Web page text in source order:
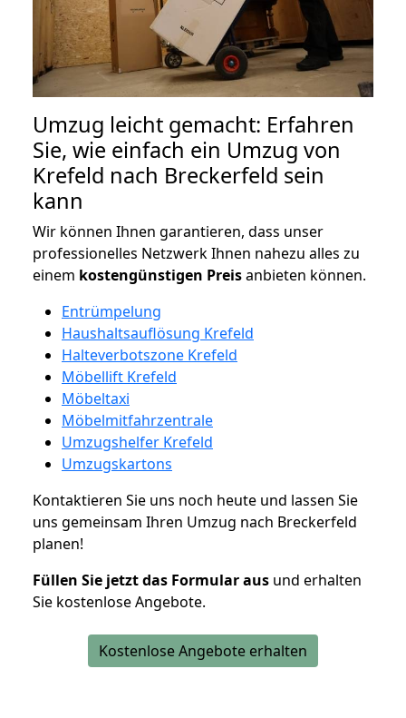
Umzug leicht gemacht: Erfahren
Sie, wie einfach ein Umzug von
Krefeld nach Breckerfeld sein
kann
Wir können Ihnen garantieren, dass unser
professionelles Netzwerk Ihnen nahezu alles zu
einem kostengünstigen Preisanbieten können.
Entrümpelung
Haushaltsauflösung Krefeld
Halteverbotszone Krefeld
Möbellift Krefeld
Möbeltaxi
Möbelmitfahrzentrale
Umzugshelfer Krefeld
Umzugskartons
Kontaktieren Sie uns noch heute und lassen Sie
uns gemeinsam Ihren Umzug nach Breckerfeld
planen!
Füllen Sie jetzt das Formular aus und erhalten
Sie kostenlose Angebote.
Kostenlose Angebote erhalten